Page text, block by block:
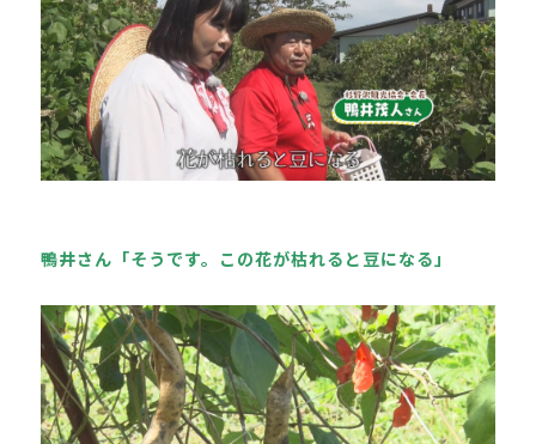
鴨井さん「そうです。この花が枯れると豆になる」